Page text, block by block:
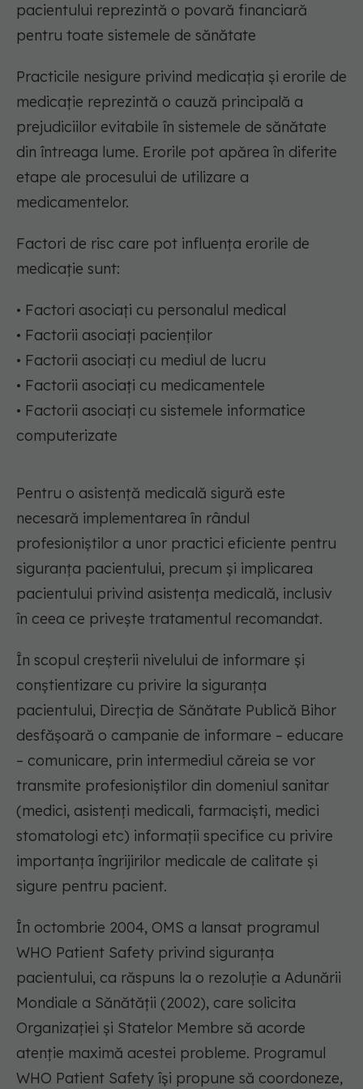
pacientului reprezintă o povară financiară
pentru toate sistemele de sănătate
Practicile nesigure privind medicația și erorile de
medicație reprezintă o cauză principală a
prejudiciilor evitabile în sistemele de sănătate
din întreaga lume. Erorile pot apărea în diferite
etape ale procesului de utilizare a
medicamentelor.
Factori de risc care pot influența erorile de
medicație sunt:
• Factori asociați cu personalul medical
• Factorii asociați pacienților
• Factorii asociați cu mediul de lucru
• Factorii asociați cu medicamentele
• Factorii asociați cu sistemele informatice
computerizate
Pentru o asistență medicală sigură este
necesară implementarea în rândul
profesioniștilor a unor practici eficiente pentru
siguranța pacientului, precum și implicarea
pacientului privind asistența medicală, inclusiv
în ceea ce privește tratamentul recomandat.
În scopul creşterii nivelului de informare şi
conştientizare cu privire la siguranța
pacientului, Direcția de Sănătate Publică Bihor
desfășoară o campanie de informare – educare
– comunicare, prin intermediul căreia se vor
transmite profesioniștilor din domeniul sanitar
(medici, asistenți medicali, farmaciști, medici
stomatologi etc) informații specifice cu privire
importanța îngrijirilor medicale de calitate și
sigure pentru pacient.
În octombrie 2004, OMS a lansat programul
WHO Patient Safety privind siguranța
pacientului, ca răspuns la o rezoluție a Adunării
Mondiale a Sănătății (2002), care solicita
Organizației și Statelor Membre să acorde
atenție maximă acestei probleme. Programul
WHO Patient Safety își propune să coordoneze,